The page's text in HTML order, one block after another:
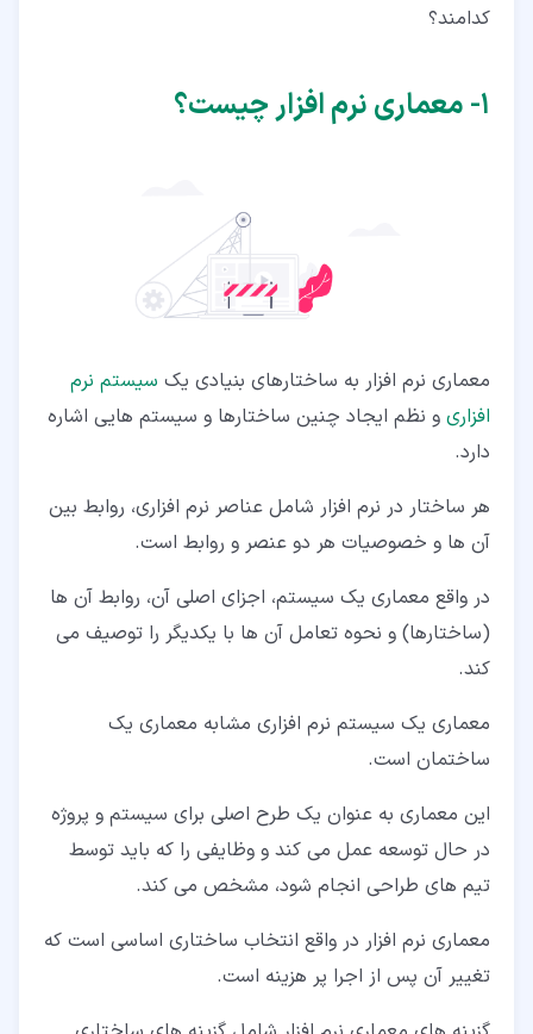
کدامند؟
۱‏- معماری نرم افزار چیست؟
معماری نرم افزار به ساختارهای بنیادی یک سیستم نرم
افزاری و نظم ایجاد چنین ساختارها و سیستم هایی اشاره
دارد.
هر ساختار در نرم افزار شامل عناصر نرم افزاری، روابط بین
آن ها و خصوصیات هر دو عنصر و روابط است.
در واقع معماری یک سیستم، اجزای اصلی آن، روابط آن ها
(ساختارها) و نحوه تعامل آن ها با یکدیگر را توصیف می
کند.
معماری یک سیستم نرم افزاری مشابه معماری یک
ساختمان است.
این معماری به عنوان یک طرح اصلی برای سیستم و پروژه
در حال توسعه عمل می کند و وظایفی را که باید توسط
تیم های طراحی انجام شود، مشخص می کند.
معماری نرم افزار در واقع انتخاب ساختاری اساسی است که
تغییر آن پس از اجرا پر هزینه است.